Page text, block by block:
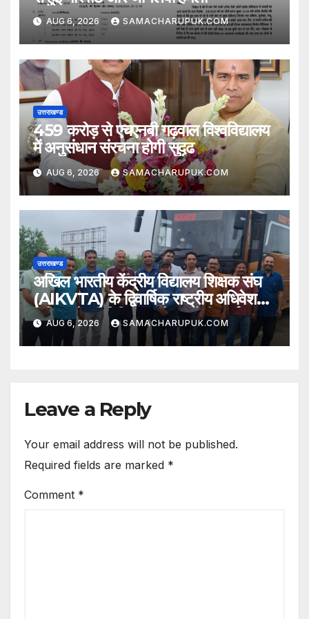
AUG 6, 2026 SAMACHARUPUK.COM
उत्तराखण्ड
459 करोड़ से एचएनबी गढ़वाल विश्वविद्यालय
में अनुसंधान संरचना होगी सुदृढ
AUG 6, 2026 SAMACHARUPUK.COM
उत्तराखण्ड
अखिल भारतीय केंद्रीय विद्यालय शिक्षक संघ
(AIKVTA) के द्विवार्षिक राष्ट्रीय अधिवेशन
में शिक्षकों की विभिन्न मांगो पर होगी चर्चा
AUG 6, 2026 SAMACHARUPUK.COM
Leave a Reply
Your email address will not be published.
Required fields are marked *
Comment *